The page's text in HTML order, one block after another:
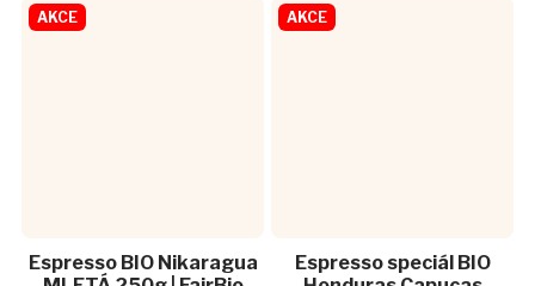
AKCE
Espresso BIO Nikaragua
AKCE
Espresso speciál BIO